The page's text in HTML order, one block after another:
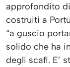
approfondito
costruiti a
“a guscio
solido che ha
degli scafi. E’